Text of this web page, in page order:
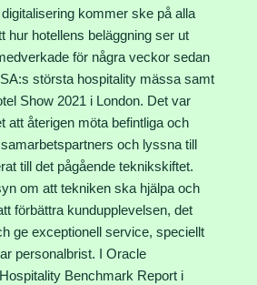
kommer ske på alla
hur hotellens beläggning ser ut
för några veckor sedan
största hospitality mässa samt
Show 2021 i London. Det var
att återigen möta befintliga och
och lyssna till
till det pågående teknikskiftet.
om att tekniken ska hjälpa och
förbättra kundupplevelsen, det
ge exceptionell service, speciellt
personalbrist. I Oracle
Benchmark Report i